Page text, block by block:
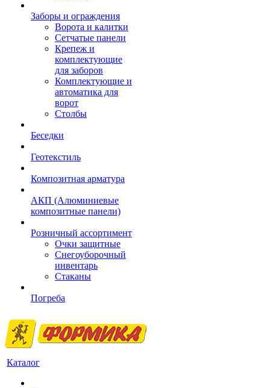
Заборы и ограждения
Ворота и калитки
Сетчатые панели
Крепеж и
комплектующие
для заборов
Комплектующие и
автоматика для
ворот
Столбы
Беседки
Геотекстиль
Композитная арматура
АКП (Алюминиевые
композитные панели)
Розничный ассортимент
Очки защитные
Снегоуборочный
инвентарь
Стаканы
Погреба
Каталог